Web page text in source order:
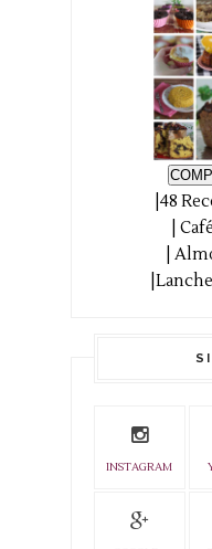
|48
|
|
INSTAGRAM